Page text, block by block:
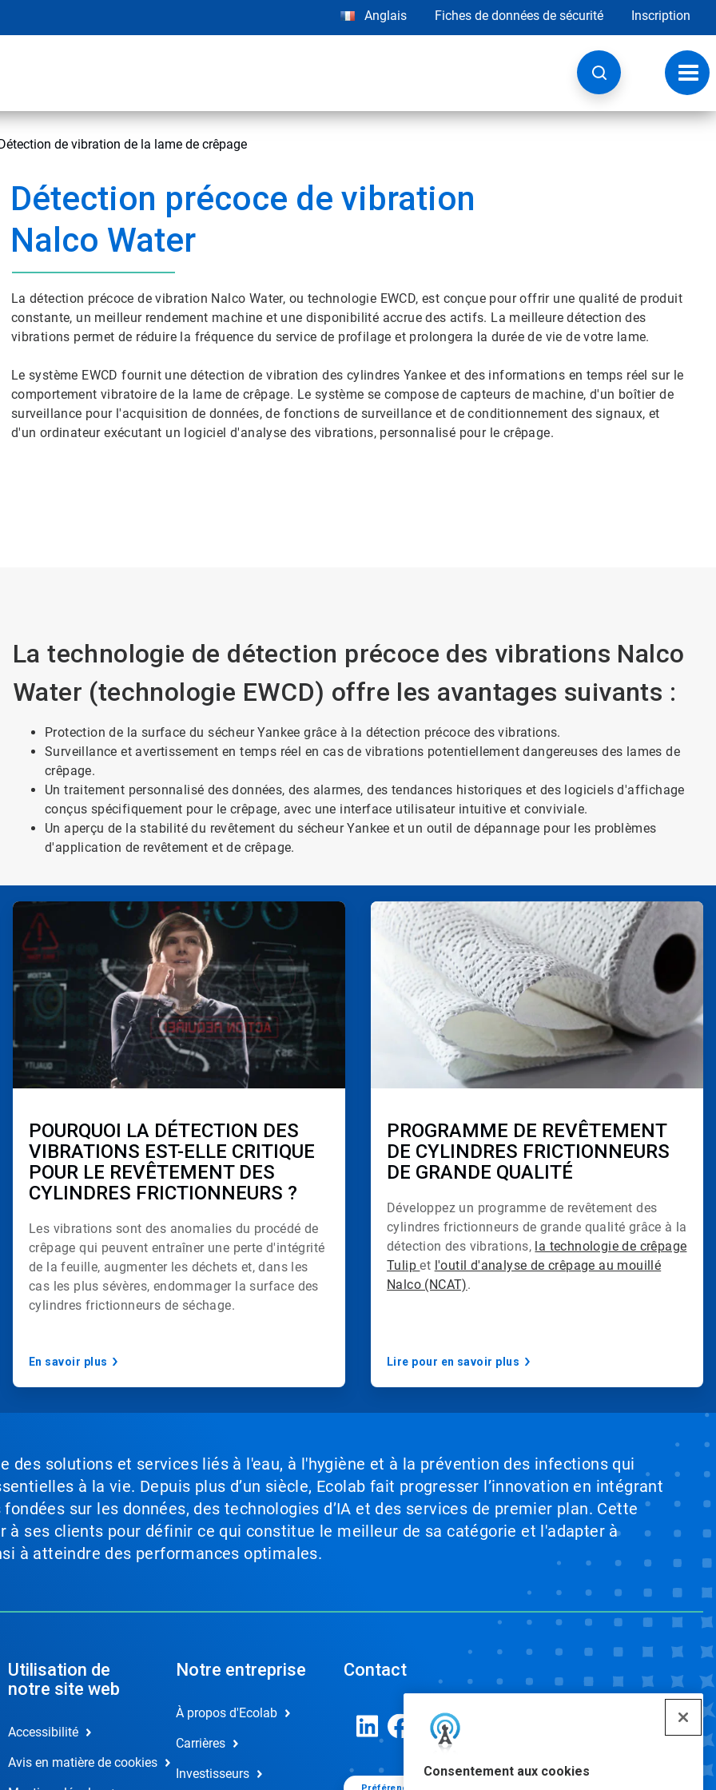
Consentement aux cookies
Anglais Fiches de données de sécurité Inscription
la
de vibration de la lame de crêpage
Détection précoce de vibration
Nalco Water
La détection précoce de vibration Nalco Water, ou technologie EWCD, est conçue pour offrir une qualité de produit
constante, un meilleur rendement machine et une disponibilité accrue des actifs. La meilleure détection des
vibrations permet de réduire la fréquence du service de profilage et prolongera la durée de vie de votre lame.
Le système EWCD fournit une détection de vibration des cylindres Yankee et des informations en temps réel sur le
comportement vibratoire de la lame de crêpage. Le système se compose de capteurs de machine, d'un boîtier de
surveillance pour l'acquisition de données, de fonctions de surveillance et de conditionnement des signaux, et
d'un ordinateur exécutant un logiciel d'analyse des vibrations, personnalisé pour le crêpage.
La technologie de détection précoce des vibrations Nalco
Water (technologie EWCD) offre les avantages suivants :
Protection de la surface du sécheur Yankee grâce à la détection précoce des vibrations.
Surveillance et avertissement en temps réel en cas de vibrations potentiellement dangereuses des lames de
crêpage.
Un traitement personnalisé des données, des alarmes, des tendances historiques et des logiciels d'affichage
conçus spécifiquement pour le crêpage, avec une interface utilisateur intuitive et conviviale.
Un aperçu de la stabilité du revêtement du sécheur Yankee et un outil de dépannage pour les problèmes
d'application de revêtement et de crêpage.
A
l
l
d
POURQUOI LA DÉTECTION DES
VIBRATIONS EST-ELLE CRITIQUE
POUR LE REVÊTEMENT DES
CYLINDRES FRICTIONNEURS ?
Les vibrations sont des anomalies du procédé de
crêpage qui peuvent entraîner une perte d'intégrité
de la feuille, augmenter les déchets et, dans les
cas les plus sévères, endommager la surface des
cylindres frictionneurs de séchage.
En savoir plus
A
d
PROGRAMME DE REVÊTEMENT
DE CYLINDRES FRICTIONNEURS
DE GRANDE QUALITÉ
Développez un programme de revêtement des
cylindres frictionneurs de grande qualité grâce à la
détection des vibrations, la technologie de crêpage
Tulipet l'outil d'analyse de crêpage au mouillé
Nalco (NCAT).
Lire pour en savoir plus
des solutions et services liés à l'eau, à l'hygiène et à la prévention des infections qui
à la vie. Depuis plus d’un siècle, Ecolab fait progresser l’innovation en intégrant
sur les données, des technologies d’IA et des services de premier plan. Cette
à ses clients pour définir ce qui constitue le meilleur de sa catégorie et l'adapter à
à atteindre des performances optimales.
Utilisation de
notre site web
Accessibilité
Avis en matière de cookies
Notre entreprise
À propos d'Ecolab
Carrières
Investisseurs
Contact